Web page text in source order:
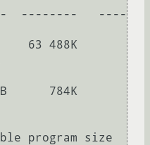
--------   ----
63 488K
784K
program size